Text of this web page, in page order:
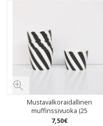
Mustavalkoraidallinen
muffinssivuoka (25
7,50€